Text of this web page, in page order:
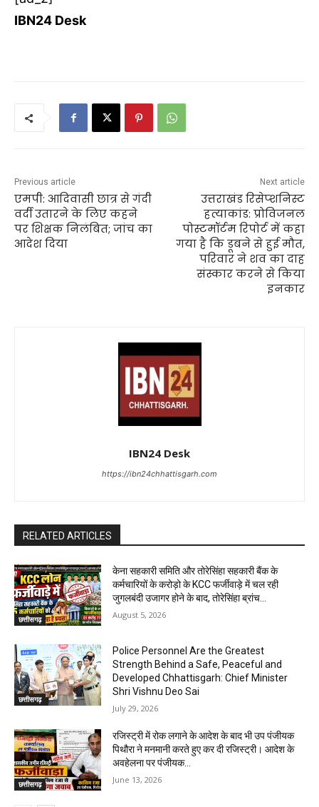
IBN24 Desk
Previous article
एमपी: आदिवासी छात्र से गंदी
वर्दी उतारने के लिए कहने
पर शिक्षक निलंबित; जांच का
आदेश दिया
Next article
उत्तराखंड रिसेप्शनिस्ट
हत्याकांड: प्रोविजनल
पोस्टमॉर्टम रिपोर्ट में कहा
गया है कि डूबने से हुई मौत,
परिवार ने शव का दाह
संस्कार करने से किया
इनकार
IBN24 Desk
https://ibn24chhattisgarh.com
RELATED ARTICLES
छत्तीसगढ़
केना सहकारी समिति और तोरेसिंहा सहकारी बैंक के
कर्मचारियों के करोड़ो के KCC फर्जीवाड़े में चल रही
जुगलबंदी उजागर होने के बाद, तोरेसिंहा ब्रांच...
August 5, 2026
छत्तीसगढ़
Police Personnel Are the Greatest
Strength Behind a Safe, Peaceful and
Developed Chhattisgarh: Chief Minister
Shri Vishnu Deo Sai
July 29, 2026
छत्तीसगढ़
रजिस्ट्री में रोक लगाने के आदेश के बाद भी उप पंजीयक
पिथौरा ने मनमानी करते हुए कर दी रजिस्ट्री। आदेश के
अवहेलना पर पंजीयक...
June 13, 2026